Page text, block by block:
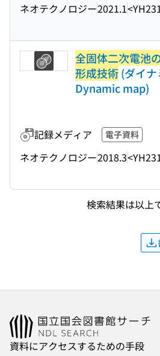
ネオテクノロジー2021.1
全固体二次電池
形成技術(ダイ
Dynamic map)
記録メディア 電子資料
ネオテクノロジー2018.3
検索結果は以上
資料にアクセスするための手段